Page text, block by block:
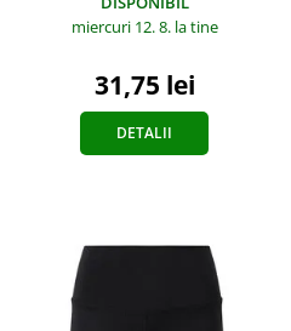
miercuri 12. 8. la tine
31,75 lei
DETALII